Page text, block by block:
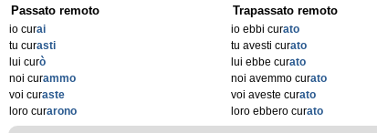
Passato remoto
io curai
tu curasti
lui curò
noi curammo
voi curaste
loro curarono
Trapassato remoto
io ebbi curato
tu avesti curato
lui ebbe curato
noi avemmo curato
voi aveste curato
loro ebbero curato